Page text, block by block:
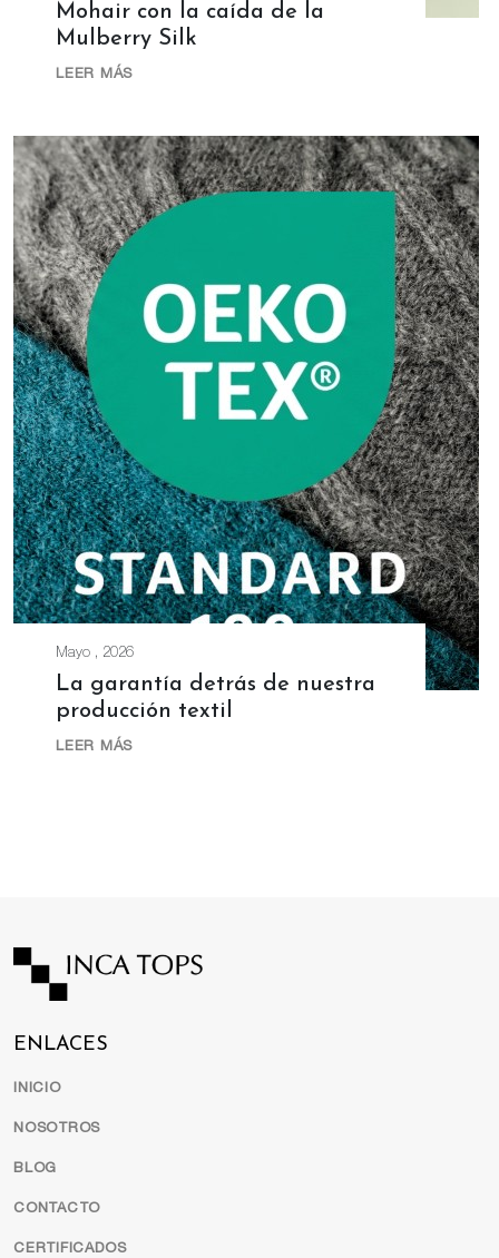
Mohair con la caída de la
Mulberry Silk
LEER MÁS
Mayo , 2026
La garantía detrás de nuestra
producción textil
LEER MÁS
ENLACES
INICIO
NOSOTROS
BLOG
CONTACTO
CERTIFICADOS